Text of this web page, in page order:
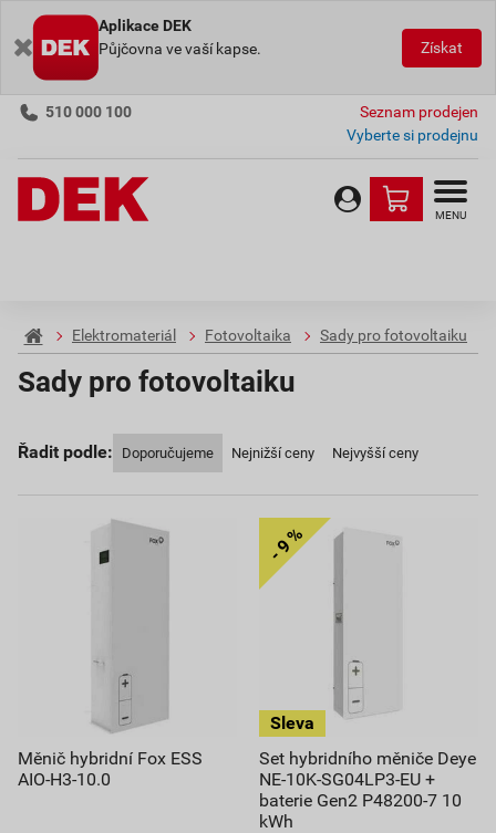
Aplikace DEK
Půjčovna ve vaší kapse.
Získat
510 000 100
Seznam prodejen
Vyberte si prodejnu
MENU
Elektromateriál Fotovoltaika Sady pro fotovoltaiku
Sady pro fotovoltaiku
Řadit podle: Doporučujeme Nejnižší ceny Nejvyšší ceny
Měnič hybridní Fox ESS
AIO-H3-10.0
Set hybridního měniče Deye
NE-10K-SG04LP3-EU +
baterie Gen2 P48200-7 10
kWh